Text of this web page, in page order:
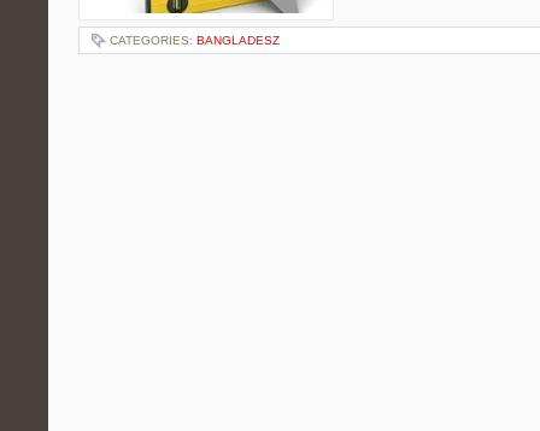
CATEGORIES: BANGLADESZ